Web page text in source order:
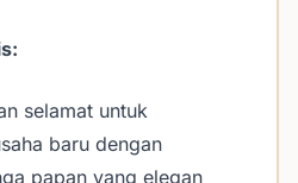
selamat untuk
baru dengan
papan yang elegan